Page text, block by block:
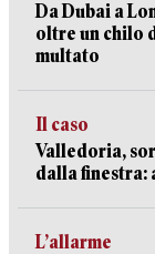
Da Dubai a
oltre un chilo
multato
Il caso
Valledoria,
dalla finestra:
L’allarme